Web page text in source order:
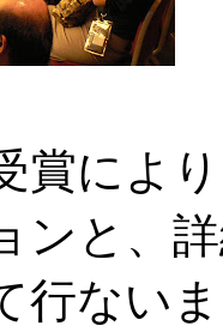
賞によ
ンと、
行ない